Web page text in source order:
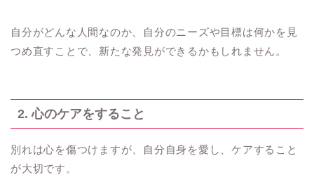
自分がどんな人間なのか、自分のニーズや目標は何かを見
つめ直すことで、新たな発見ができるかもしれません。
2. 心のケアをすること
別れは心を傷つけますが、自分自身を愛し、ケアすること
が大切です。